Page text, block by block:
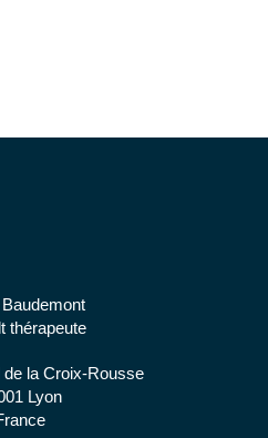
thérapeute
de la Croix-Rousse
Lyon